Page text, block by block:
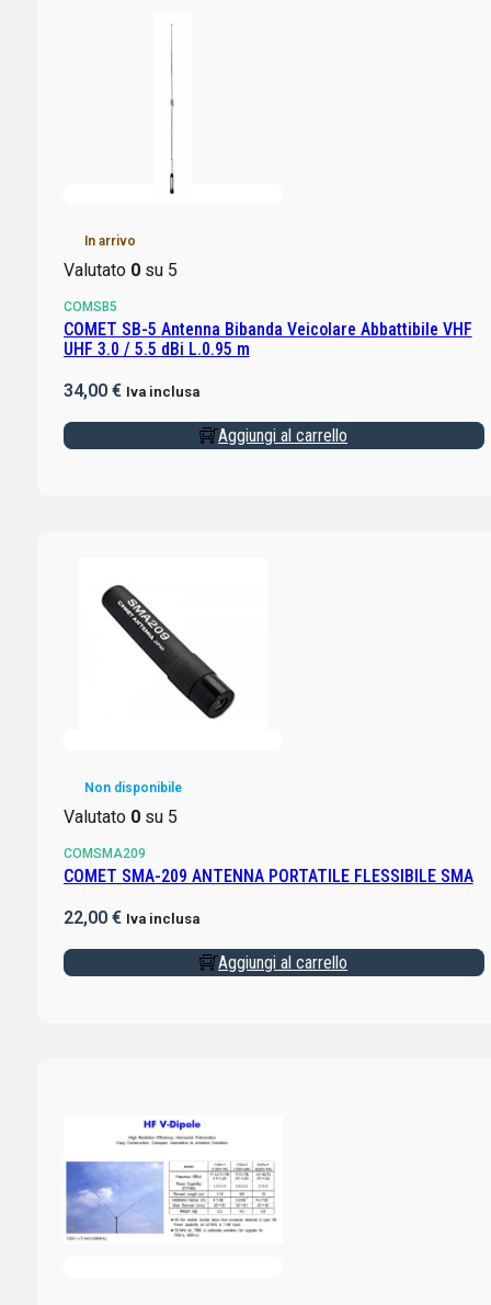
In arrivo
Valutato 0su 5
COMSB5
COMET SB-5 Antenna Bibanda Veicolare Abbattibile VHF
UHF 3.0 / 5.5 dBi L.0.95 m
34,00 € Iva inclusa
Aggiungi al carrello
Non disponibile
Valutato 0su 5
COMSMA209
COMET SMA-209 ANTENNA PORTATILE FLESSIBILE SMA
22,00 € Iva inclusa
Aggiungi al carrello